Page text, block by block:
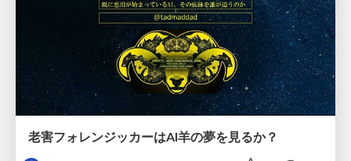
老害フォレンジッカーはAI羊の夢を見るか？